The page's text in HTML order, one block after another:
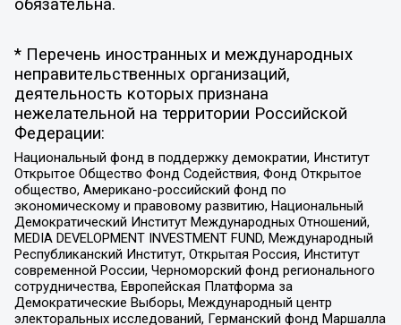
обязательна.
* Перечень иностранных и международных
неправительственных организаций,
деятельность которых признана
нежелательной на территории Российской
Федерации:
Национальный фонд в поддержку демократии, Институт
Открытое Общество Фонд Содействия, Фонд Открытое
общество, Американо-российский фонд по
экономическому и правовому развитию, Национальный
Демократический Институт Международных Отношений,
MEDIA DEVELOPMENT INVESTMENT FUND, Международный
Республиканский Институт, Открытая Россия, Институт
современной России, Черноморский фонд регионального
сотрудничества, Европейская Платформа за
Демократические Выборы, Международный центр
электоральных исследований, Германский фонд Маршалла